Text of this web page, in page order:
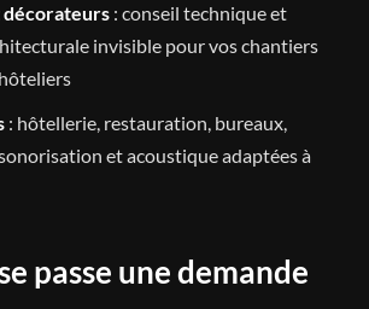
: conseil technique et
invisible pour vos chantiers
: hôtellerie, restauration, bureaux,
et acoustique adaptées à
passe une demande